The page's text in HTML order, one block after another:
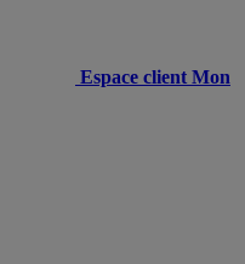
Espace client Mon